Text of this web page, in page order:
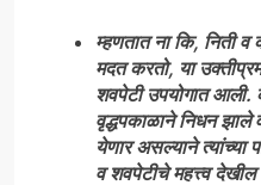
म्हणतात ना कि, निती
मदत करतो, या
शवपेटी उपयोगात आली.
वृद्धपकाळाने निधन झाले
येणार असल्याने त्यांच्या
व शवपेटीचे महत्त्व